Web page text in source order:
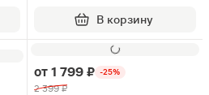
В корзину
от 1 799 ₽ -25%
2 399 ₽